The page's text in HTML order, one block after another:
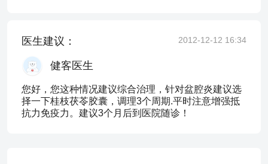
医生建议： 2012-12-12 16:34
健客医生
您好，您这种情况建议综合治理，针对盆腔炎建议选
择一下桂枝茯苓胶囊，调理3个周期.平时注意增强抵
抗力免疫力。建议3个月后到医院随诊！